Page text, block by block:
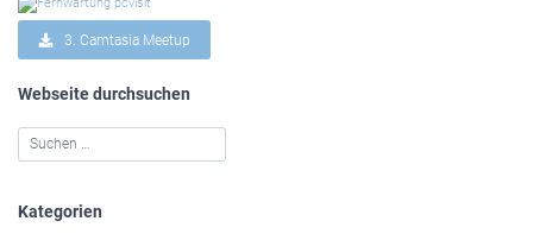
3. Camtasia Meetup
Webseite durchsuchen
Kategorien